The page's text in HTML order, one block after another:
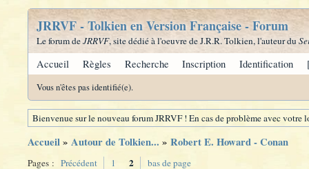
JRRVF - Tolkien en Version Française - Forum
Le forum deJRRVF, site dédié à l'oeuvre de J.R.R. Tolkien, l'auteur du
Accueil Règles Recherche Inscription Identification
Vous n'êtes pas identifié(e).
Bienvenue sur le nouveau forum JRRVF ! En cas de problème avec
Accueil» Autour de Tolkien... » Robert E. Howard - Conan
Pages : Précédent 1 2 bas de page